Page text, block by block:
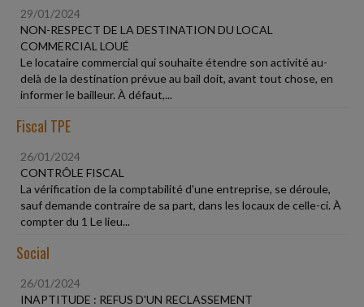
29/01/2024
NON-RESPECT DE LA DESTINATION DU LOCAL
COMMERCIAL LOUÉ
Le locataire commercial qui souhaite étendre son activité au-
delà de la destination prévue au bail doit, avant tout chose, en
informer le bailleur. À défaut,...
Fiscal TPE
26/01/2024
CONTRÔLE FISCAL
La vérification de la comptabilité d'une entreprise, se déroule,
sauf demande contraire de sa part, dans les locaux de celle-ci. À
compter du 1 Le lieu...
Social
26/01/2024
INAPTITUDE : REFUS D'UN RECLASSEMENT